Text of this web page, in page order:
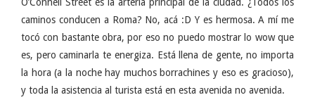
caminos conducen a Roma? No, acá :D Y es hermosa. A mí me
tocó con bastante obra, por eso no puedo mostrar lo wow que
es, pero caminarla te energiza. Está llena de gente, no importa
la hora (a la noche hay muchos borrachines y eso es gracioso),
y toda la asistencia al turista está en esta avenida no avenida.